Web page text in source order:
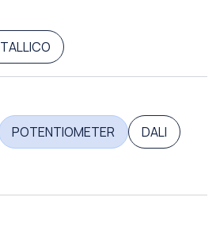
POTENTIOMETER
DALI